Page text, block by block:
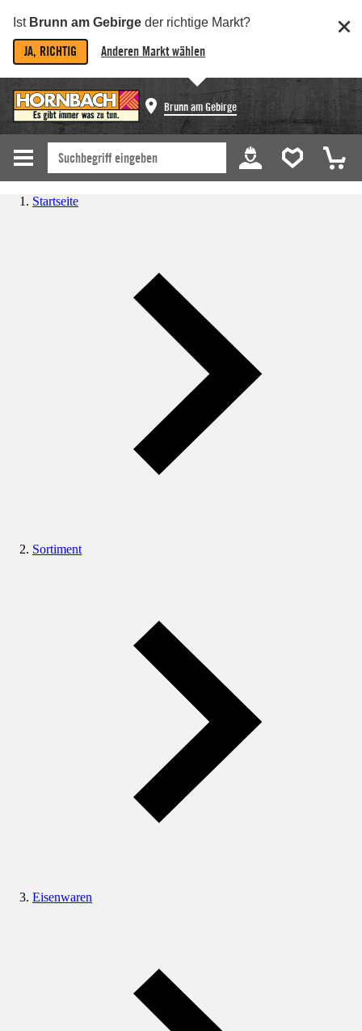
Ist Brunn am Gebirge der richtige Markt?
JA, RICHTIG Anderen Markt wählen
Brunn am Gebirge
Startseite
Sortiment
Eisenwaren